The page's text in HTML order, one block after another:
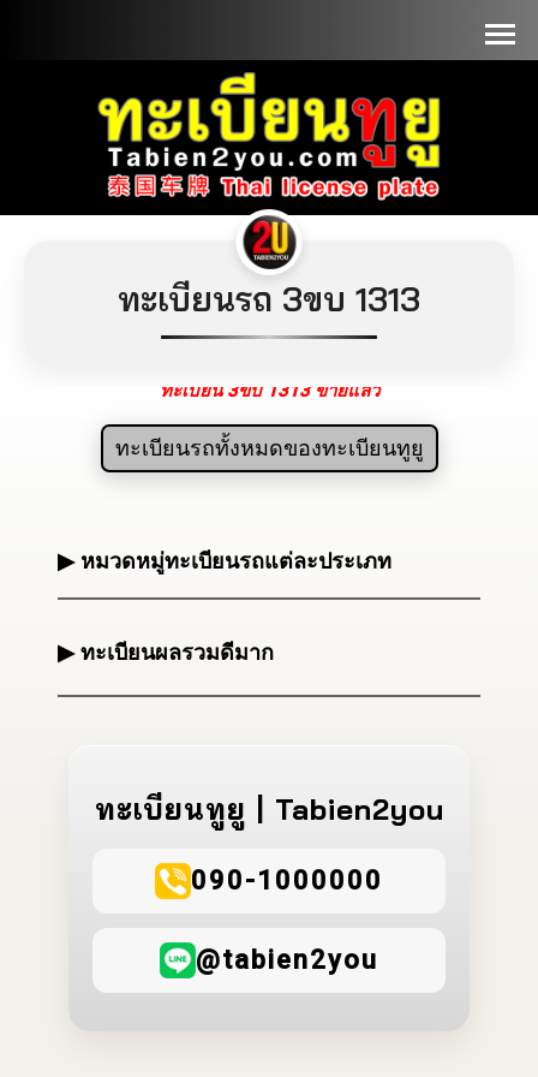
ทะเบียนรถ 3ขบ 1313
ทะเบียน 3ขบ 1313 ขายแล้ว
▶ หมวดหมู่ทะเบียนรถแต่ละประเภท
▶ ทะเบียนผลรวมดีมาก
ทะเบียนทูยู | Tabien2you
090-1000000
@tabien2you